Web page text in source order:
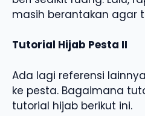
masih berantakan agar
Tutorial Hijab Pesta II
Ada lagi referensi
ke pesta. Bagaimana
tutorial hijab berikut ini.